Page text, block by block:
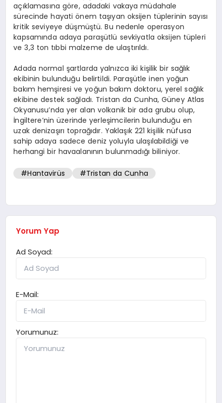
açıklamasına göre, adadaki vakaya müdahale
sürecinde hayati önem taşıyan oksijen tüplerinin sayısı
kritik seviyeye düşmüştü. Bu nedenle operasyon
kapsamında adaya paraşütlü sevkiyatla oksijen tüpleri
ve 3,3 ton tıbbi malzeme de ulaştırıldı.
Adada normal şartlarda yalnızca iki kişilik bir sağlık
ekibinin bulunduğu belirtildi. Paraşütle inen yoğun
bakım hemşiresi ve yoğun bakım doktoru, yerel sağlık
ekibine destek sağladı. Tristan da Cunha, Güney Atlas
Okyanusu’nda yer alan volkanik bir ada grubu olup,
İngiltere’nin üzerinde yerleşimcilerin bulunduğu en
uzak denizaşırı toprağıdır. Yaklaşık 221 kişilik nüfusa
sahip adaya sadece deniz yoluyla ulaşılabildiği ve
herhangi bir havaalanının bulunmadığı biliniyor.
#Hantavirüs #Tristan da Cunha
Yorum Yap
Ad Soyad:
E-Mail:
Yorumunuz: